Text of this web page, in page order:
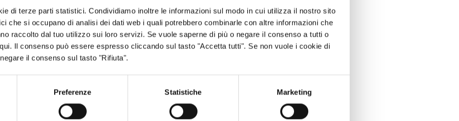
di terze parti statistici. Condividiamo inoltre le informazioni sul modo in cui utilizza il nostro sito
che si occupano di analisi dei dati web i quali potrebbero combinarle con altre informazioni che
raccolto dal tuo utilizzo sui loro servizi. Se vuole saperne di più o negare il consenso a tutti o
Il consenso può essere espresso cliccando sul tasto "Accetta tutti". Se non vuole i cookie di
il consenso sul tasto "Rifiuta".
Preferenze Statistiche Marketing
di chiarimento entro i termini
di cui alla Parte II, Capo IV, Sezione III del